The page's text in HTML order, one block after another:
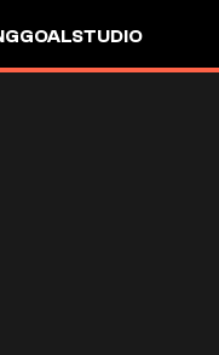
GOALSTUDIO